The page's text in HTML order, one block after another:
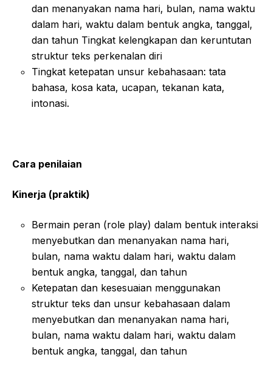
dan menanyakan nama hari, bulan, nama waktu
dalam hari, waktu dalam bentuk angka, tanggal,
dan tahun Tingkat kelengkapan dan keruntutan
struktur teks perkenalan diri
Tingkat ketepatan unsur kebahasaan: tata
bahasa, kosa kata, ucapan, tekanan kata,
intonasi.
Cara penilaian
Kinerja (praktik)
Bermain peran (role play) dalam bentuk interaksi
menyebutkan dan menanyakan nama hari,
bulan, nama waktu dalam hari, waktu dalam
bentuk angka, tanggal, dan tahun
Ketepatan dan kesesuaian menggunakan
struktur teks dan unsur kebahasaan dalam
menyebutkan dan menanyakan nama hari,
bulan, nama waktu dalam hari, waktu dalam
bentuk angka, tanggal, dan tahun